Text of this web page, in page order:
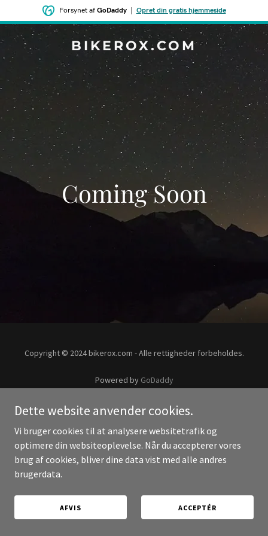
Forsynet af GoDaddy| Opret din gratis hjemmeside
BIKEROX.COM
Coming Soon
Copyright © 2024 bikerox.com - Alle rettigheder forbeholdes.
Powered by GoDaddy
Dette website anvender cookies.
Vi bruger cookies til at analysere websitetrafik og
optimere din websiteoplevelse. Når du accepterer vores
brug af cookies, bliver dine data vist med alle andres
brugerdata.
AFVIS ACCEPTÉR